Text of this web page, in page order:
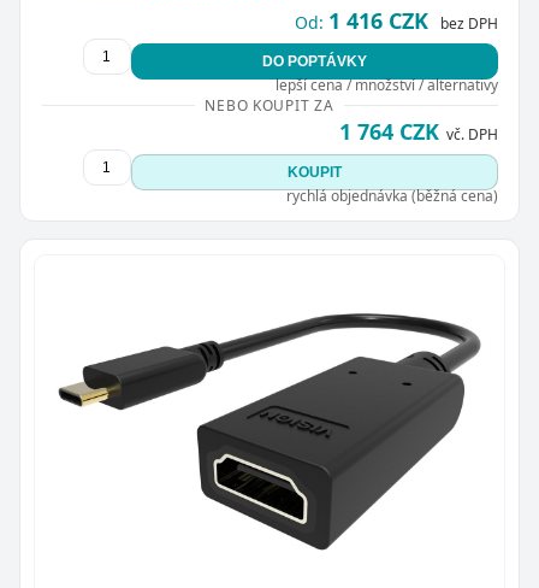
Od: 1 416 CZK bez DPH
DO POPTÁVKY
lepší cena / množství / alternativy
NEBO KOUPIT ZA
1 764 CZK vč. DPH
KOUPIT
rychlá objednávka (běžná cena)